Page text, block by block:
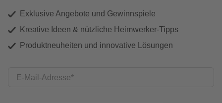
Exklusive Angebote und Gewinnspiele
Kreative Ideen & nützliche Heimwerker-Tipps
Produktneuheiten und innovative Lösungen
E-Mail-Adresse